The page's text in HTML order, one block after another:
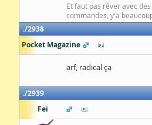
Et faut pas rêver avec
commandes, y'a
2938
Pocket Magazine
arf, radical ça
2939
Fei